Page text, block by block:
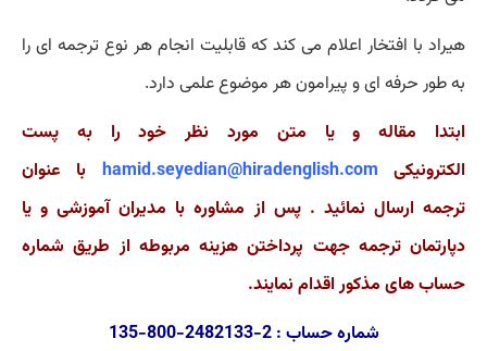
هیراد با افتخار اعلام می کند که قابلیت انجام هر نوع ترجمه ای را
به طور حرفه ای و پیرامون هر موضوع علمی دارد.
ابتدا مقاله و یا متن مورد نظر خود را به پست
الکترونیکی
hamid.seyedian@hiradenglish.com با عنوان
ترجمه ارسال نمائید . پس از مشاوره با مدیران آموزشی و یا
دپارتمان ترجمه جهت پرداختن هزینه مربوطه از طریق شماره
حساب های مذکور اقدام نمایند.
شماره حساب : 2-2482133-800-135